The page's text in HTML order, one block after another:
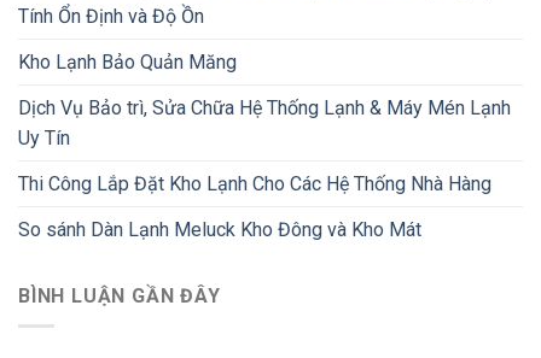
Tính Ổn Định và Độ Ồn
Kho Lạnh Bảo Quản Măng
Dịch Vụ Bảo trì, Sửa Chữa Hệ Thống Lạnh & Máy Mén Lạnh
Uy Tín
Thi Công Lắp Đặt Kho Lạnh Cho Các Hệ Thống Nhà Hàng
So sánh Dàn Lạnh Meluck Kho Đông và Kho Mát
BÌNH LUẬN GẦN ĐÂY